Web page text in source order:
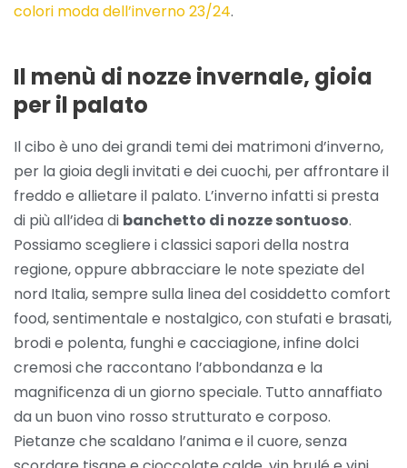
colori moda dell’inverno 23/24.
Il menù di nozze invernale, gioia
per il palato
Il cibo è uno dei grandi temi dei matrimoni d’inverno,
per la gioia degli invitati e dei cuochi, per affrontare il
freddo e allietare il palato. L’inverno infatti si presta
di più all’idea di banchetto di nozze sontuoso.
Possiamo scegliere i classici sapori della nostra
regione, oppure abbracciare le note speziate del
nord Italia, sempre sulla linea del cosiddetto comfort
food, sentimentale e nostalgico, con stufati e brasati,
brodi e polenta, funghi e cacciagione, infine dolci
cremosi che raccontano l’abbondanza e la
magnificenza di un giorno speciale. Tutto annaffiato
da un buon vino rosso strutturato e corposo.
Pietanze che scaldano l’anima e il cuore, senza